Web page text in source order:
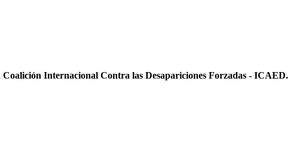
Coalición Internacional Contra las Desapariciones Forzadas - ICAED.